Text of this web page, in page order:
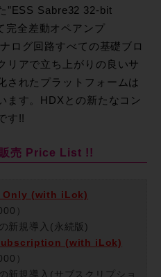
”ESS Sabre32 32-bit
完全差動オペアンプ
ログ回路すべての基礎ブロ
リアで立ち上がりの良いサ
されたプラットフォームは
ます。HDXとの新たなコン
す!!
売 Price List !!
Only (with iLok)
）
新規導入(永続版)
(with iLok)
）
新規導入(サブスクリプショ